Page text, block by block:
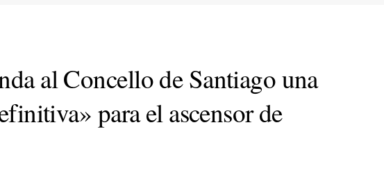
al Concello de Santiago una
para el ascensor de